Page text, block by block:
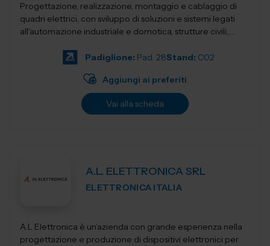
Progettazione, realizzazione, montaggio e cablaggio di
quadri elettrici, con sviluppo di soluzioni e sistemi legati
all'automazione industriale e domotica, strutture civili,
Padiglione: Pad. 28Stand: C02
Aggiungi ai preferiti
Vai alla scheda
A.L. ELETTRONICA SRL
ELETTRONICA ITALIA
A.L Elettronica è un’azienda con grande esperienza nella
progettazione e produzione di dispositivi elettronici per